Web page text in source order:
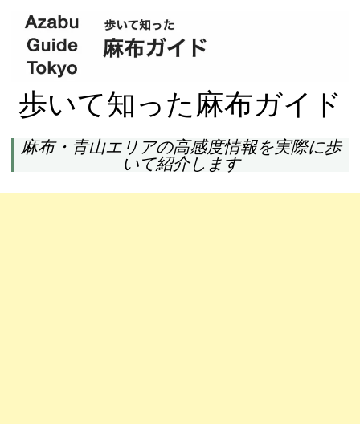
歩いて知った麻布ガイド
麻布・青山エリアの高感度情報を実際に歩
いて紹介します